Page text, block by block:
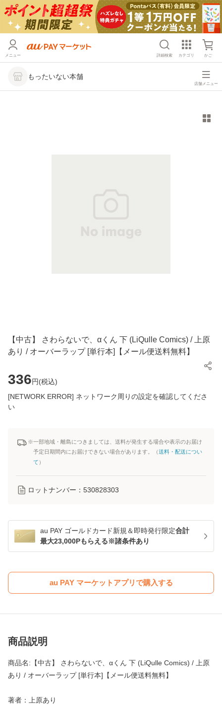
メニュー 詳細検索 カテゴリ かご
もったいない本舗
店舗メニュー
【中古】 さわらないで、αくん 下 (LiQulle Comics) / 上原
あり / オーバーラップ [単行本]【メール便送料無料】
336円(税込)
[NETWORK ERROR] ネットワーク周りの設定を確認してくださ
い
※一部地域・離島につきましては、送料が発生する場合や表示のお届け
予定日期間内にお届けできない場合があります。（送料・配送につい
て ）
ロットナンバー： 530828303
au PAY ゴールドカード新規＆即時発行限定合計
最大23,000Pもらえる※諸条件あり
au PAY マーケットアプリで購入する
商品説明
商品名:【中古】 さわらないで、αくん 下 (LiQulle Comics) / 上原
あり / オーバーラップ [単行本]【メール便送料無料】
著者：上原あり